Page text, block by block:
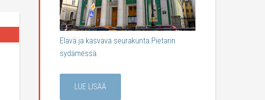
Elävä ja kasvava seurakunta Pietarin
sydämessä.
LUE LISÄÄ